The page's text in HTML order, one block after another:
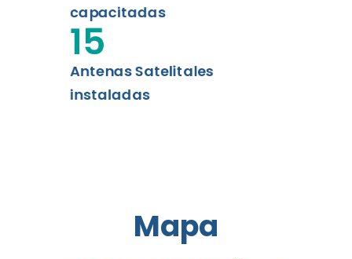
capacitadas
Antenas Satelitales
instaladas
15
Mapa